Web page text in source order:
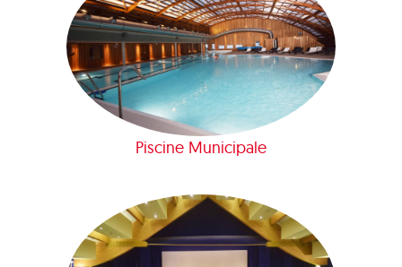
Piscine Municipale